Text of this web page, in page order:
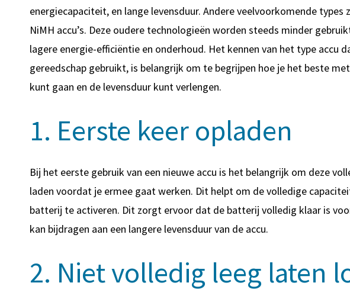
energiecapaciteit, en lange levensduur. Andere veelvoorkomende types
NiMH accu’s. Deze oudere technologieën worden steeds minder
lagere energie-efficiëntie en onderhoud. Het kennen van het type accu
gereedschap gebruikt, is belangrijk om te begrijpen hoe je het beste
kunt gaan en de levensduur kunt verlengen.
1. Eerste keer opladen
Bij het eerste gebruik van een nieuwe accu is het belangrijk om deze
laden voordat je ermee gaat werken. Dit helpt om de volledige
batterij te activeren. Dit zorgt ervoor dat de batterij volledig klaar is
kan bijdragen aan een langere levensduur van de accu.
2. Niet volledig leeg laten